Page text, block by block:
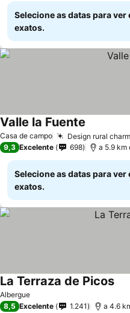
Selecione as datas para ver
exatos.
Casa de campo Design rural
Valle la Fuente
9,3 Excelente 698 a 5.9 km
Selecione as datas para ver
exatos.
Albergue
La Terraza de Picos
8,5 Excelente 1.241 a 4.6